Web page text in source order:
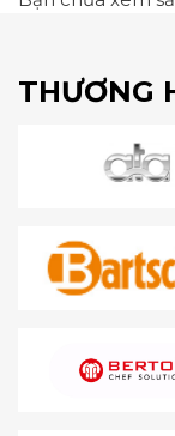
THƯƠNG